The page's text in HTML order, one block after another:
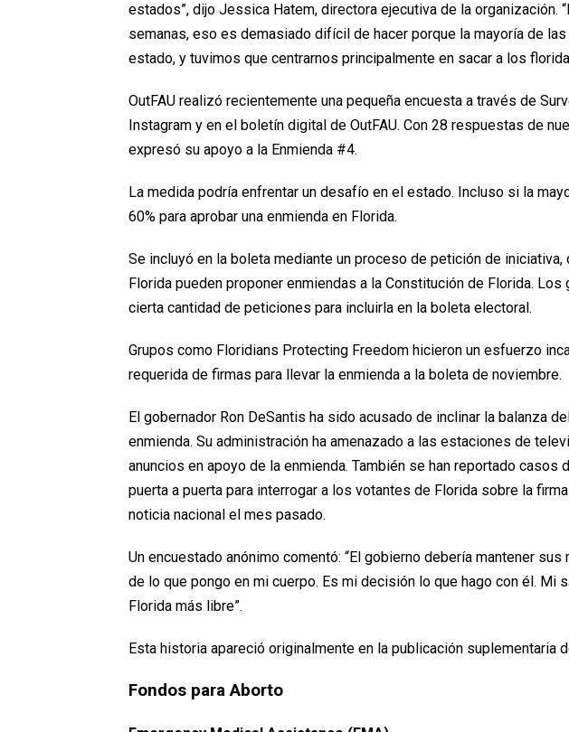
estados”, dijo Jessica Hatem, directora ejecutiva de la organización.
semanas, eso es demasiado difícil de hacer porque la mayoría de
estado, y tuvimos que centrarnos principalmente en sacar a los
OutFAU realizó recientemente una pequeña encuesta a través de
Instagram y en el boletín digital de OutFAU. Con 28 respuestas de
expresó su apoyo a la Enmienda #4.
La medida podría enfrentar un desafío en el estado. Incluso si la
60% para aprobar una enmienda en Florida.
Se incluyó en la boleta mediante un proceso de petición de
Florida pueden proponer enmiendas a la Constitución de Florida. Los
cierta cantidad de peticiones para incluirla en la boleta electoral.
Grupos como Floridians Protecting Freedom hicieron un esfuerzo
requerida de firmas para llevar la enmienda a la boleta de noviembre.
El gobernador Ron DeSantis ha sido acusado de inclinar la balanza
enmienda. Su administración ha amenazado a las estaciones de
anuncios en apoyo de la enmienda. También se han reportado
puerta a puerta para interrogar a los votantes de Florida sobre la
noticia nacional el mes pasado.
Un encuestado anónimo comentó: “El gobierno debería mantener
de lo que pongo en mi cuerpo. Es mi decisión lo que hago con él. Mi
Florida más libre”.
Esta historia apareció originalmente en la publicación suplementaria
Fondos para Aborto